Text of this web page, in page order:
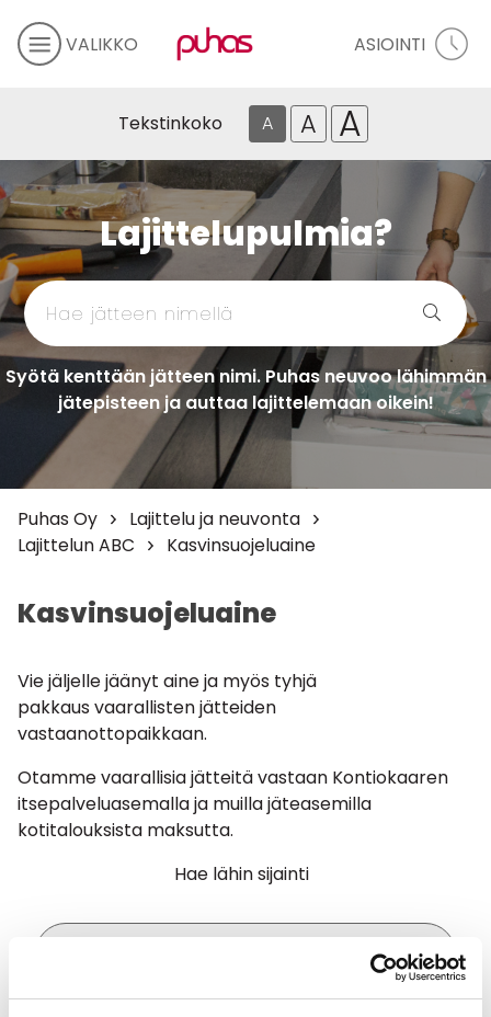
VALIKKO ASIOINTI
Tekstinkoko A A A
Lajittelupulmia?
Syötä kenttään jätteen nimi. Puhas neuvoo lähimmän
jätepisteen ja auttaa lajittelemaan oikein!
Puhas Oy
Lajittelu ja neuvonta
Lajittelun ABC
Kasvinsuojeluaine
Kasvinsuojeluaine
Vie jäljelle jäänyt aine ja myös tyhjä
pakkaus vaarallisten jätteiden
vastaanottopaikkaan.
Otamme vaarallisia jätteitä vastaan Kontiokaaren
itsepalveluasemalla ja muilla jäteasemilla
kotitalouksista maksutta.
Hae lähin sijainti